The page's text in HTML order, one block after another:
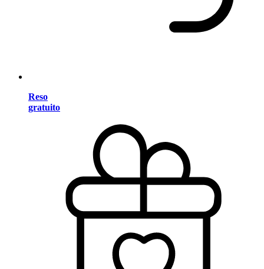
Reso
gratuito